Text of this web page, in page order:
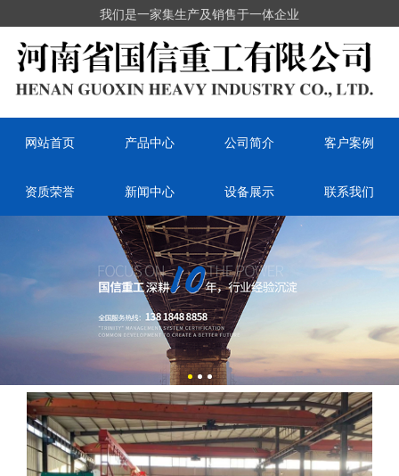
我们是一家集生产及销售于一体企业
网站首页 产品中心 公司简介 客户案例
资质荣誉 新闻中心 设备展示 联系我们